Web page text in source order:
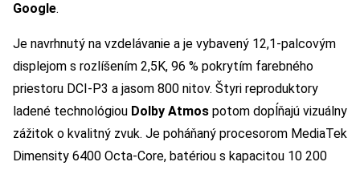
Google.
Je navrhnutý na vzdelávanie a je vybavený 12,1-palcovým
displejom s rozlíšením 2,5K, 96 % pokrytím farebného
priestoru DCI-P3 a jasom 800 nitov. Štyri reproduktory
ladené technológiou Dolby Atmos potom dopĺňajú vizuálny
zážitok o kvalitný zvuk. Je poháňaný procesorom MediaTek
Dimensity 6400 Octa-Core, batériou s kapacitou 10 200